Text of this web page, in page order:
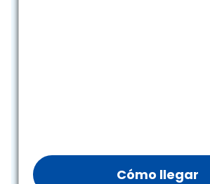
Cómo llegar